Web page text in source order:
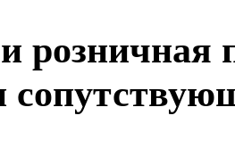
розничная